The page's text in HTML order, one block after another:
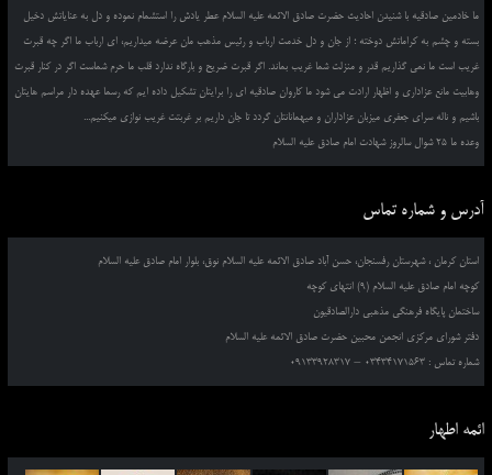
ما خادمین صادقیه با شنیدن احادیث حضرت صادق الائمه علیه السلام عطر یادش را استشمام نموده و دل به عنایاتش دخیل
بسته و چشم به کراماتش دوخته ؛ از جان و دل خدمت ارباب و رئیس مذهب مان عرضه میداریم، ای ارباب ما اگر چه قبرت
غریب است ما نمی گذاریم قدر و منزلت شما غریب بماند. اگر قبرت ضریح و بارگاه ندارد قلب ما حرم شماست اگر در کنار قبرت
وهابیت مانع عزاداری و اظهار ارادت می شود ما کاروان صادقیه ای را برایتان تشکیل داده ایم که رسما عهده دار مراسم هایتان
باشیم و ناله سرای جعفری میزبان عزاداران و میهمانانتان گردد تا جان داریم بر غربتت غریب نوازی میکنیم...
وعده ما 25 شوال سالروز شهادت امام صادق علیه السلام
آدرس و شماره تماس
استان کرمان ، شهرستان رفسنجان، حسن آباد صادق الائمه علیه السلام نوق، بلوار امام صادق علیه السلام
کوچه امام صادق علیه السلام (9) انتهای کوچه
ساختمان پایگاه فرهنگی مذهبی دارالصادقیون
دفتر شورای مرکزی انجمن محبین حضرت صادق الائمه علیه السلام
شماره تماس : 03434171563 – 09133928317
ائمه اطهار